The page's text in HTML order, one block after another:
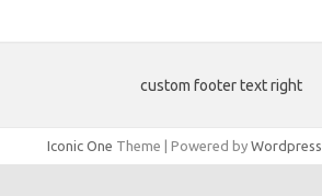
custom footer text right
Iconic One Theme | Powered by Wordpress